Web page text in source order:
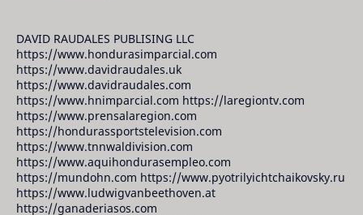
DAVID RAUDALES PUBLISING LLC
https://www.hondurasimparcial.com
https://www.davidraudales.uk
https://www.davidraudales.com
https://www.hnimparcial.com https://laregiontv.com
https://www.prensalaregion.com
https://hondurassportstelevision.com
https://www.tnnwaldivision.com
https://www.aquihondurasempleo.com
https://mundohn.com https://www.pyotrilyichtchaikovsky.ru
https://www.ludwigvanbeethoven.at
https://ganaderiasos.com